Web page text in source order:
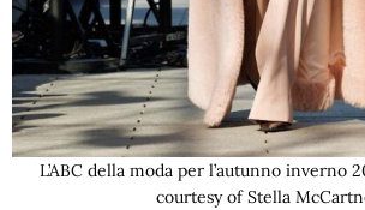
L’ABC della moda per l’autunno inverno
courtesy of Stella